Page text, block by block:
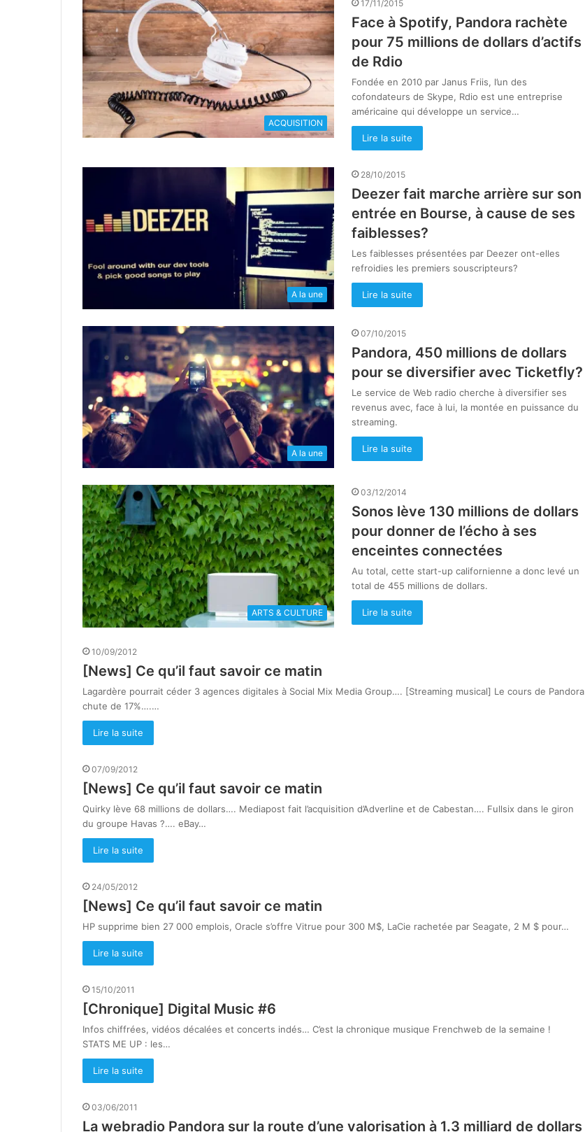
ACQUISITION
17/11/2015
Face à Spotify, Pandora rachète
pour 75 millions de dollars d’actifs
de Rdio
Fondée en 2010 par Janus Friis, l’un des
cofondateurs de Skype, Rdio est une entreprise
américaine qui développe un service…
Lire la suite
A la une
28/10/2015
Deezer fait marche arrière sur son
entrée en Bourse, à cause de ses
faiblesses?
Les faiblesses présentées par Deezer ont-elles
refroidies les premiers souscripteurs?
Lire la suite
A la une
07/10/2015
Pandora, 450 millions de dollars
pour se diversifier avec Ticketfly?
Le service de Web radio cherche à diversifier ses
revenus avec, face à lui, la montée en puissance du
streaming.
Lire la suite
ARTS & CULTURE
03/12/2014
Sonos lève 130 millions de dollars
pour donner de l’écho à ses
enceintes connectées
Au total, cette start-up californienne a donc levé un
total de 455 millions de dollars.
Lire la suite
10/09/2012
[News] Ce qu’il faut savoir ce matin
Lagardère pourrait céder 3 agences digitales à Social Mix Media Group…. [Streaming musical] Le cours de Pandora
chute de 17%….…
Lire la suite
07/09/2012
[News] Ce qu’il faut savoir ce matin
Quirky lève 68 millions de dollars…. Mediapost fait l’acquisition d’Adverline et de Cabestan…. Fullsix dans le giron
du groupe Havas ?…. eBay…
Lire la suite
24/05/2012
[News] Ce qu’il faut savoir ce matin
HP supprime bien 27 000 emplois, Oracle s’offre Vitrue pour 300 M$, LaCie rachetée par Seagate, 2 M $ pour…
Lire la suite
15/10/2011
[Chronique] Digital Music #6
Infos chiffrées, vidéos décalées et concerts indés… C’est la chronique musique Frenchweb de la semaine !
STATS ME UP : les…
Lire la suite
03/06/2011
La webradio Pandora sur la route d’une valorisation à 1.3 milliard de dollars